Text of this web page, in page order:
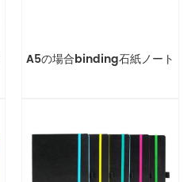
A5の場合binding石紙ノート